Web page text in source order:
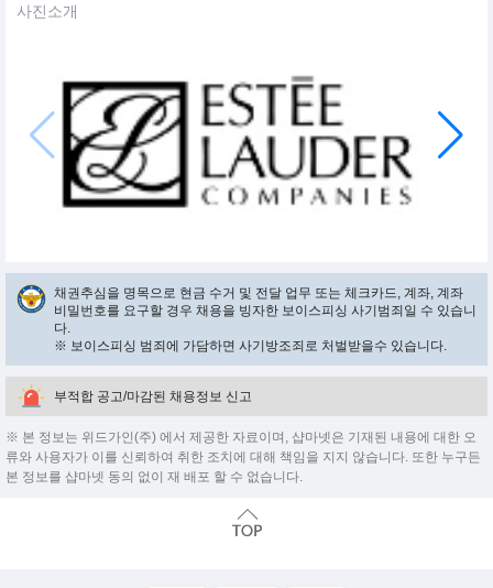
사진소개
채권추심을 명목으로 현금 수거 및 전달 업무 또는 체크카드, 계좌, 계좌
비밀번호를 요구할 경우 채용을 빙자한 보이스피싱 사기범죄일 수 있습니
다.
※ 보이스피싱 범죄에 가담하면 사기방조죄로 처벌받을수 있습니다.
부적합 공고/마감된 채용정보 신고
※ 본 정보는 위드가인(주) 에서 제공한 자료이며, 샵마넷은 기재된 내용에 대한 오
류와 사용자가 이를 신뢰하여 취한 조치에 대해 책임을 지지 않습니다. 또한 누구든
본 정보를 샵마넷 동의 없이 재 배포 할 수 없습니다.